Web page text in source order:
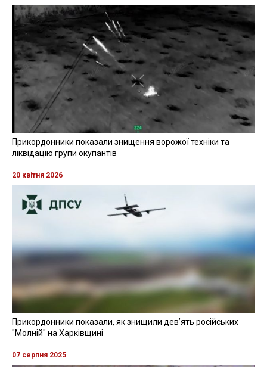
Прикордонники показали знищення ворожої техніки та
ліквідацію групи окупантів
20 квітня 2026
Прикордонники показали, як знищили девʼять російських
"Молній" на Харківщині
07 серпня 2025